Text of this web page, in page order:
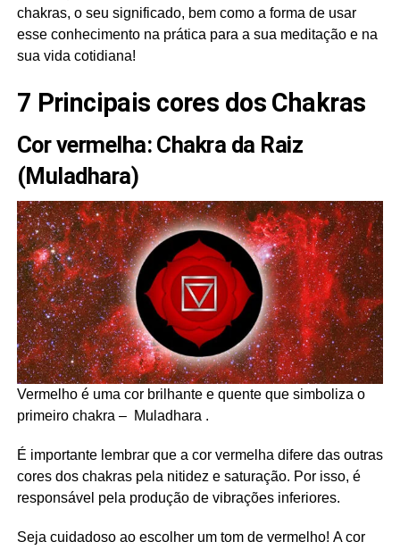
chakras, o seu significado, bem como a forma de usar
esse conhecimento na prática para a sua meditação e na
sua vida cotidiana!
7 Principais cores dos Chakras
Cor vermelha: Chakra da Raiz
(Muladhara)
Vermelho é uma cor brilhante e quente que simboliza o
primeiro chakra – Muladhara .
É importante lembrar que a cor vermelha difere das outras
cores dos chakras pela nitidez e saturação. Por isso, é
responsável pela produção de vibrações inferiores.
Seja cuidadoso ao escolher um tom de vermelho! A cor